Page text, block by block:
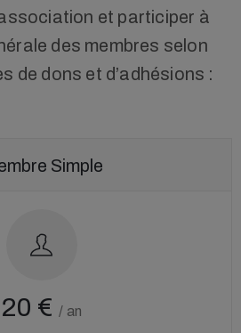
et participer à
des membres selon
de dons et d’adhésions :
Simple
20 € / an